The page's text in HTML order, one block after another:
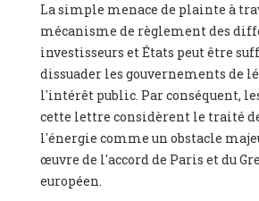
La simple menace de plainte à
mécanisme de règlement des
investisseurs et États peut être
dissuader les gouvernements de
l'intérêt public. Par conséquent,
cette lettre considèrent le traité
l'énergie comme un obstacle
œuvre de l'accord de Paris et du
européen.